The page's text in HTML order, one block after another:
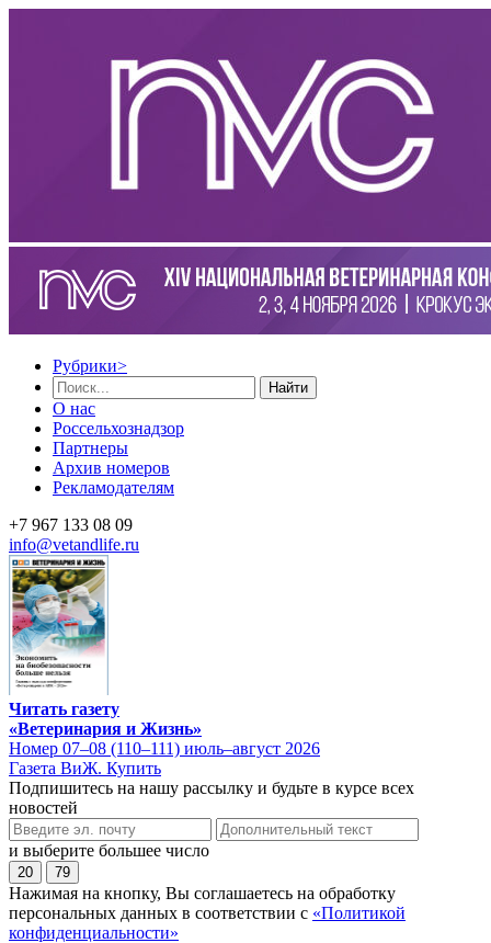
Рубрики>
Найти
О нас
Россельхознадзор
Партнеры
Архив номеров
Рекламодателям
+7 967 133 08 09
info@vetandlife.ru
Читать газету
«Ветеринария и Жизнь»
Номер 07–08 (110–111) июль–август 2026
Газета ВиЖ. Купить
Подпишитесь на нашу рассылку и будьте в курсе всех
новостей
и выберите большее число
20 79
Нажимая на кнопку, Вы соглашаетесь на обработку
персональных данных в соответствии с «Политикой
конфиденциальности»